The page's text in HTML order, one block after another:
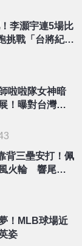
李灝宇連5場比
啦啦隊女神暗
！曝對台灣印
背三壘安打！佩
火輪 響尾蛇
！MLB球場近
姿